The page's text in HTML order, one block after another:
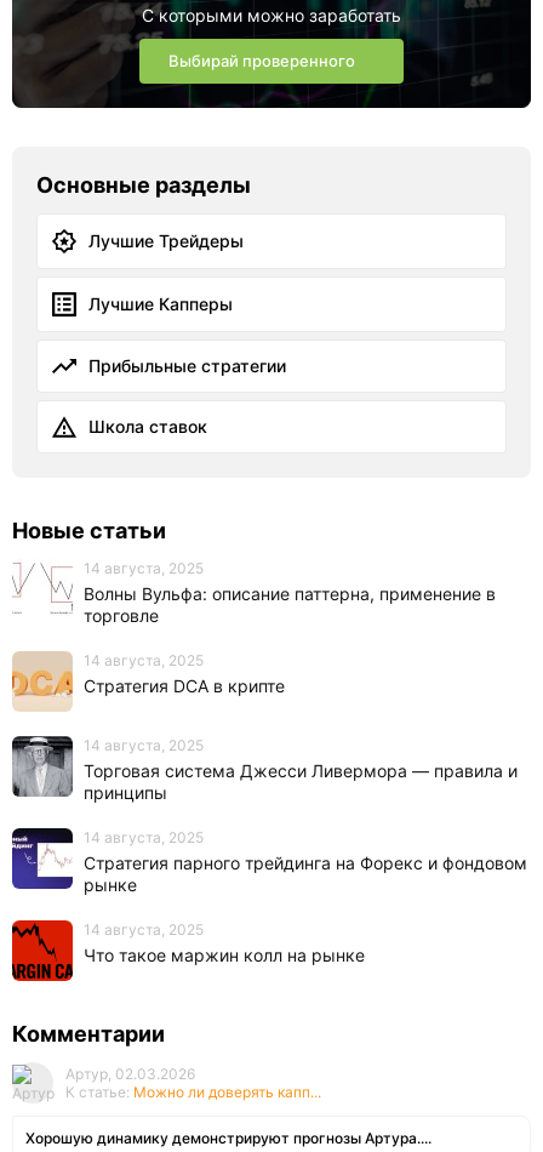
С которыми можно заработать
Выбирай проверенного
Основные разделы
Лучшие Трейдеры
Лучшие Капперы
Прибыльные стратегии
Школа ставок
Новые статьи
14 августа, 2025
Волны Вульфа: описание паттерна, применение в
торговле
14 августа, 2025
Стратегия DCA в крипте
14 августа, 2025
Торговая система Джесси Ливермора — правила и
принципы
14 августа, 2025
Стратегия парного трейдинга на Форекс и фондовом
рынке
14 августа, 2025
Что такое маржин колл на рынке
Комментарии
Артур, 02.03.2026
К статье: Можно ли доверять капп...
Хорошую динамику демонстрируют прогнозы Артура....